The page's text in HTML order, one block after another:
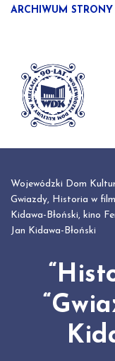
treści
ARCHIWUM
Wojewódzki Dom
Gwiazdy, Historia w
Kidawa-Błoński, kino
Jan Kidawa-Błoński